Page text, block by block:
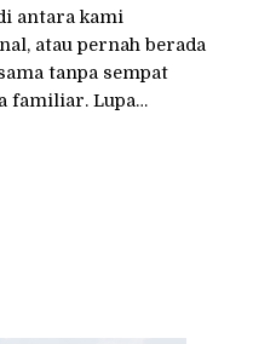
antara kami
atau pernah berada
tanpa sempat
familiar. Lupa…